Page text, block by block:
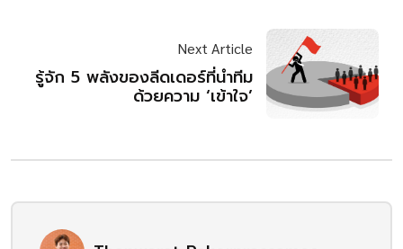
Next Article
รู้จัก 5 พลังของลีดเดอร์ที่นำทีม
ด้วยความ ‘เข้าใจ’